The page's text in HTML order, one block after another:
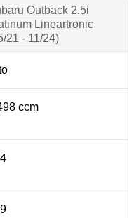
Outback 2.5i
Lineartronic
21 - 11/24)
ccm